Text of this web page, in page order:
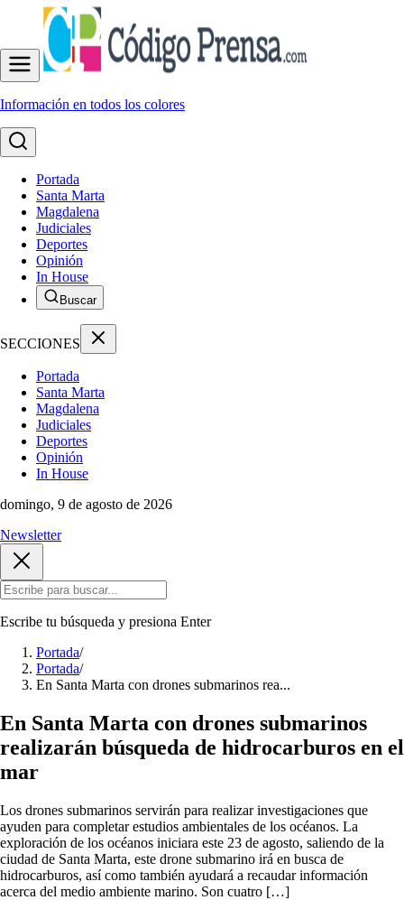
Información en todos los colores
Portada
Santa Marta
Magdalena
Judiciales
Deportes
Opinión
In House
Buscar
SECCIONES
Portada
Santa Marta
Magdalena
Judiciales
Deportes
Opinión
In House
domingo, 9 de agosto de 2026
Newsletter
Escribe tu búsqueda y presiona Enter
Portada/
Portada/
En Santa Marta con drones submarinos rea...
En Santa Marta con drones submarinos
realizarán búsqueda de hidrocarburos en el
mar
Los drones submarinos servirán para realizar investigaciones que
ayuden para completar estudios ambientales de los océanos. La
exploración de los océanos iniciara este 23 de agosto, saliendo de la
ciudad de Santa Marta, este drone submarino irá en busca de
hidrocarburos, así como también ayudará a recaudar información
acerca del medio ambiente marino. Son cuatro […]